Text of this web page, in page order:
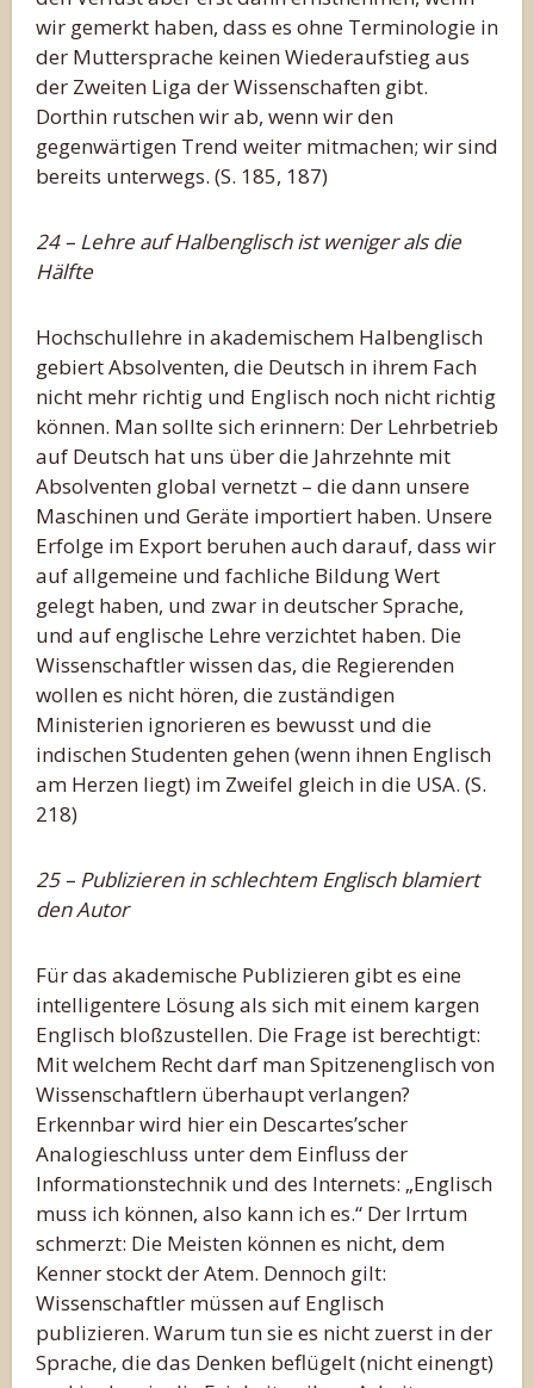
wir gemerkt haben, dass es ohne Terminologie in
der Muttersprache keinen Wiederaufstieg aus
der Zweiten Liga der Wissenschaften gibt.
Dorthin rutschen wir ab, wenn wir den
gegenwärtigen Trend weiter mitmachen; wir sind
bereits unterwegs. (S. 185, 187)
24 – Lehre auf Halbenglisch ist weniger als die
Hälfte
Hochschullehre in akademischem Halbenglisch
gebiert Absolventen, die Deutsch in ihrem Fach
nicht mehr richtig und Englisch noch nicht richtig
können. Man sollte sich erinnern: Der Lehrbetrieb
auf Deutsch hat uns über die Jahrzehnte mit
Absolventen global vernetzt – die dann unsere
Maschinen und Geräte importiert haben. Unsere
Erfolge im Export beruhen auch darauf, dass wir
auf allgemeine und fachliche Bildung Wert
gelegt haben, und zwar in deutscher Sprache,
und auf englische Lehre verzichtet haben. Die
Wissenschaftler wissen das, die Regierenden
wollen es nicht hören, die zuständigen
Ministerien ignorieren es bewusst und die
indischen Studenten gehen (wenn ihnen Englisch
am Herzen liegt) im Zweifel gleich in die USA. (S.
218)
25 – Publizieren in schlechtem Englisch blamiert
den Autor
Für das akademische Publizieren gibt es eine
intelligentere Lösung als sich mit einem kargen
Englisch bloßzustellen. Die Frage ist berechtigt:
Mit welchem Recht darf man Spitzenenglisch von
Wissenschaftlern überhaupt verlangen?
Erkennbar wird hier ein Descartes’scher
Analogieschluss unter dem Einfluss der
Informationstechnik und des Internets: „Englisch
muss ich können, also kann ich es.“ Der Irrtum
schmerzt: Die Meisten können es nicht, dem
Kenner stockt der Atem. Dennoch gilt:
Wissenschaftler müssen auf Englisch
publizieren. Warum tun sie es nicht zuerst in der
Sprache, die das Denken beflügelt (nicht einengt)